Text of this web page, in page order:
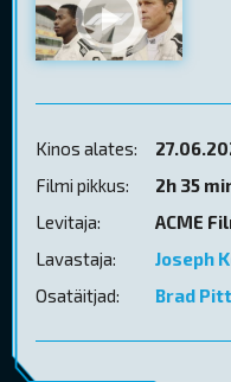
Kinos alates:
Filmi pikkus:
2h 35
Levitaja:
ACME
Lavastaja:
Joseph
Osatäitjad:
Brad Pitt